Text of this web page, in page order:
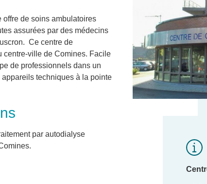
de soins ambulatoires
assurées par des médecins
Ce centre de
centre-ville de Comines. Facile
de professionnels dans un
techniques à la pointe
par autodialyse